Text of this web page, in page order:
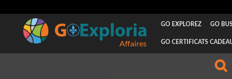
Affaires
GO EXPLOREZ GO
GO CERTIFICATS